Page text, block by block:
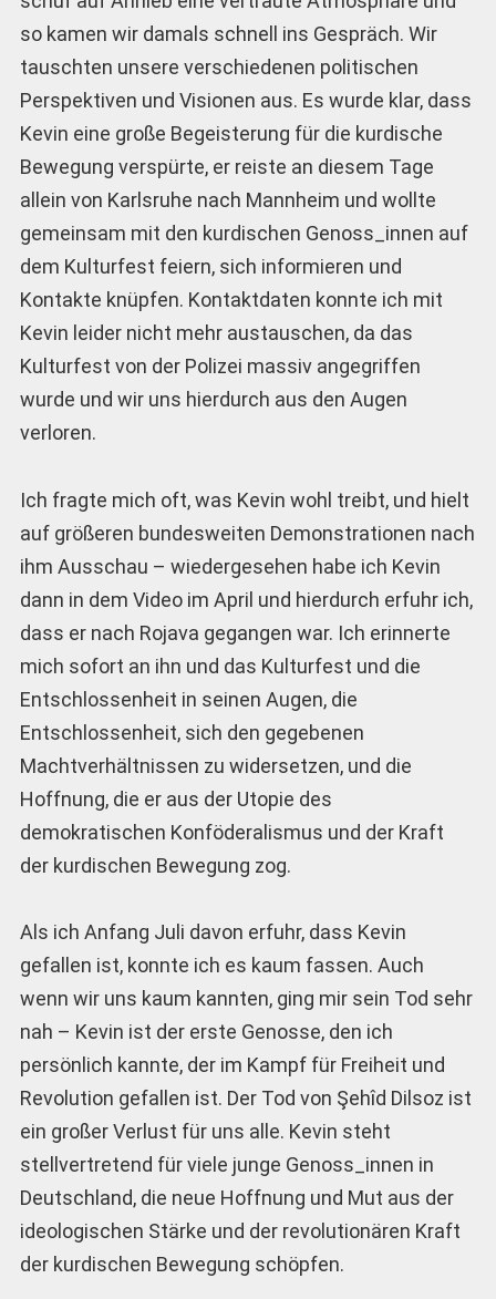
so kamen wir damals schnell ins Gespräch. Wir
tauschten unsere verschiedenen politischen
Perspektiven und Visionen aus. Es wurde klar, dass
Kevin eine große Begeisterung für die kurdische
Bewegung verspürte, er reiste an diesem Tage
allein von Karlsruhe nach Mannheim und wollte
gemeinsam mit den kurdischen Genoss_innen auf
dem Kulturfest feiern, sich informieren und
Kontakte knüpfen. Kontaktdaten konnte ich mit
Kevin leider nicht mehr austauschen, da das
Kulturfest von der Polizei massiv angegriffen
wurde und wir uns hierdurch aus den Augen
verloren.
Ich fragte mich oft, was Kevin wohl treibt, und hielt
auf größeren bundesweiten Demonstrationen nach
ihm Ausschau – wiedergesehen habe ich Kevin
dann in dem Video im April und hierdurch erfuhr ich,
dass er nach Rojava gegangen war. Ich erinnerte
mich sofort an ihn und das Kulturfest und die
Entschlossenheit in seinen Augen, die
Entschlossenheit, sich den gegebenen
Machtverhältnissen zu widersetzen, und die
Hoffnung, die er aus der Utopie des
demokratischen Konföderalismus und der Kraft
der kurdischen Bewegung zog.
Als ich Anfang Juli davon erfuhr, dass Kevin
gefallen ist, konnte ich es kaum fassen. Auch
wenn wir uns kaum kannten, ging mir sein Tod sehr
nah – Kevin ist der erste Genosse, den ich
persönlich kannte, der im Kampf für Freiheit und
Revolution gefallen ist. Der Tod von Şehîd Dilsoz ist
ein großer Verlust für uns alle. Kevin steht
stellvertretend für viele junge Genoss_innen in
Deutschland, die neue Hoffnung und Mut aus der
ideologischen Stärke und der revolutionären Kraft
der kurdischen Bewegung schöpfen.